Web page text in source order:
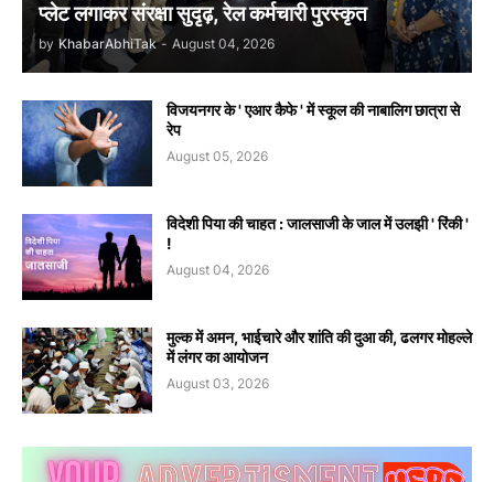
प्लेट लगाकर संरक्षा सुदृढ़, रेल कर्मचारी पुरस्कृत
by KhabarAbhiTak - August 04, 2026
विजयनगर के ' एआर कैफे ' में स्कूल की नाबालिग छात्रा से
रेप
August 05, 2026
विदेशी पिया की चाहत : जालसाजी के जाल में उलझी ' रिंकी '
!
August 04, 2026
मुल्क में अमन, भाईचारे और शांति की दुआ की, ढलगर मोहल्ले
में लंगर का आयोजन
August 03, 2026